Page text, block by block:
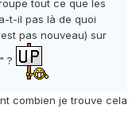
tout ce que les
t-il pas là de quoi
pas nouveau) sur
?
combien je trouve cela